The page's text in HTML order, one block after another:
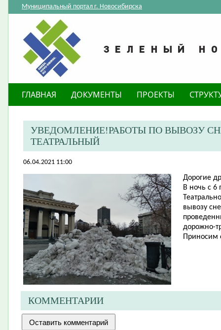
Муниципальный портал г. Новосибирска
ГЛАВНАЯ ДОКУМЕНТЫ ПРОЕКТЫ
УВЕДОМЛЕНИЕ!РАБОТЫ ПО ВЫВОЗУ
ТЕАТРАЛЬНЫЙ
06.04.2021 11:00
​Дорогие
В ночь с 6
вывозу
дорожно-
Приносим
КОММЕНТАРИИ